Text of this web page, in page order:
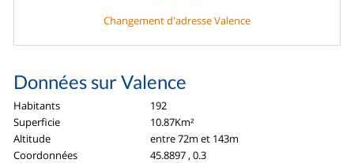
Changement d'adresse Valence
Données sur Valence
Habitants
192
Superficie
10.87Km²
Altitude
entre 72m et 143m
Coordonnées
45.8897 , 0.3